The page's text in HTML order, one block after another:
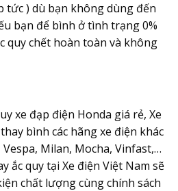
tức ) dù bạn không dùng đến
bạn để bình ở tình trạng 0%
quy chết hoàn toàn và không
xe đạp điện Honda giá rẻ, Xe
bình các hãng xe điện khác
Milan, Mocha, Vinfast,…
ắc quy tại Xe điện Việt Nam sẽ
chất lượng cùng chính sách